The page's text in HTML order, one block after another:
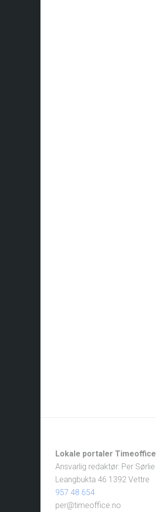
Lokale portaler Timeoffice
Ansvarlig redaktør: Per Sørlie
Leangbukta 46 1392 Vettre
957 48 654
per@timeoffice.no